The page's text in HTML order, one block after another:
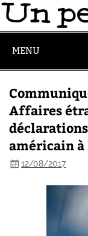
MENU
Affaires
américain à
12/08/2017